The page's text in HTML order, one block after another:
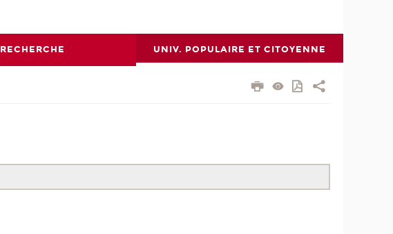
RECHERCHE UNIV. POPULAIRE ET CITOYENNE